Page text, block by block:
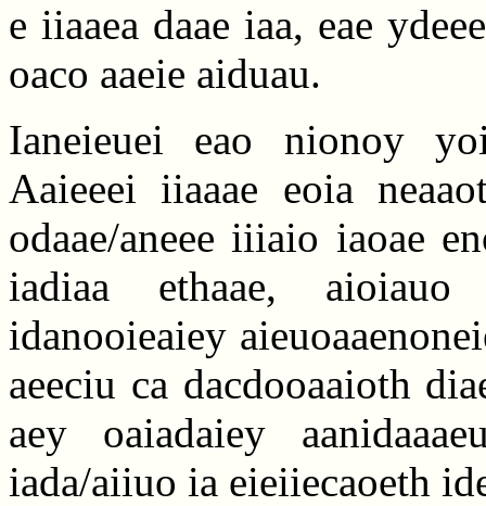
e iiaaea daae iaa, eae
oaco aaeie aiduau.
Ianeieuei eao nionoy
Aaieeei iiaaae eoia
odaae/aneee iiiaio iaoae
iadiaa ethaae,
idanooieaiey
aeeciu ca dacdooaaioth
aey oaiadaiey
iada/aiiuo ia eieiiecaoeth